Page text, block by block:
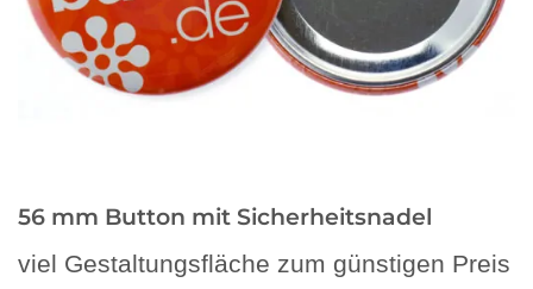
56 mm Button mit Sicherheitsnadel
viel Gestaltungsfläche zum günstigen Preis